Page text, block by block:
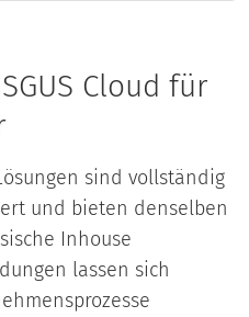
Cloud für
sind vollständig
und bieten denselben
Inhouse
lassen sich